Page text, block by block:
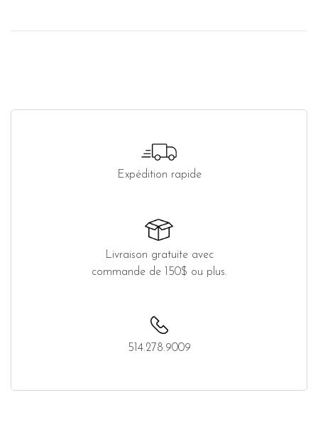
Expédition rapide
Livraison gratuite avec
commande de 150$ ou plus.
514.278.9009